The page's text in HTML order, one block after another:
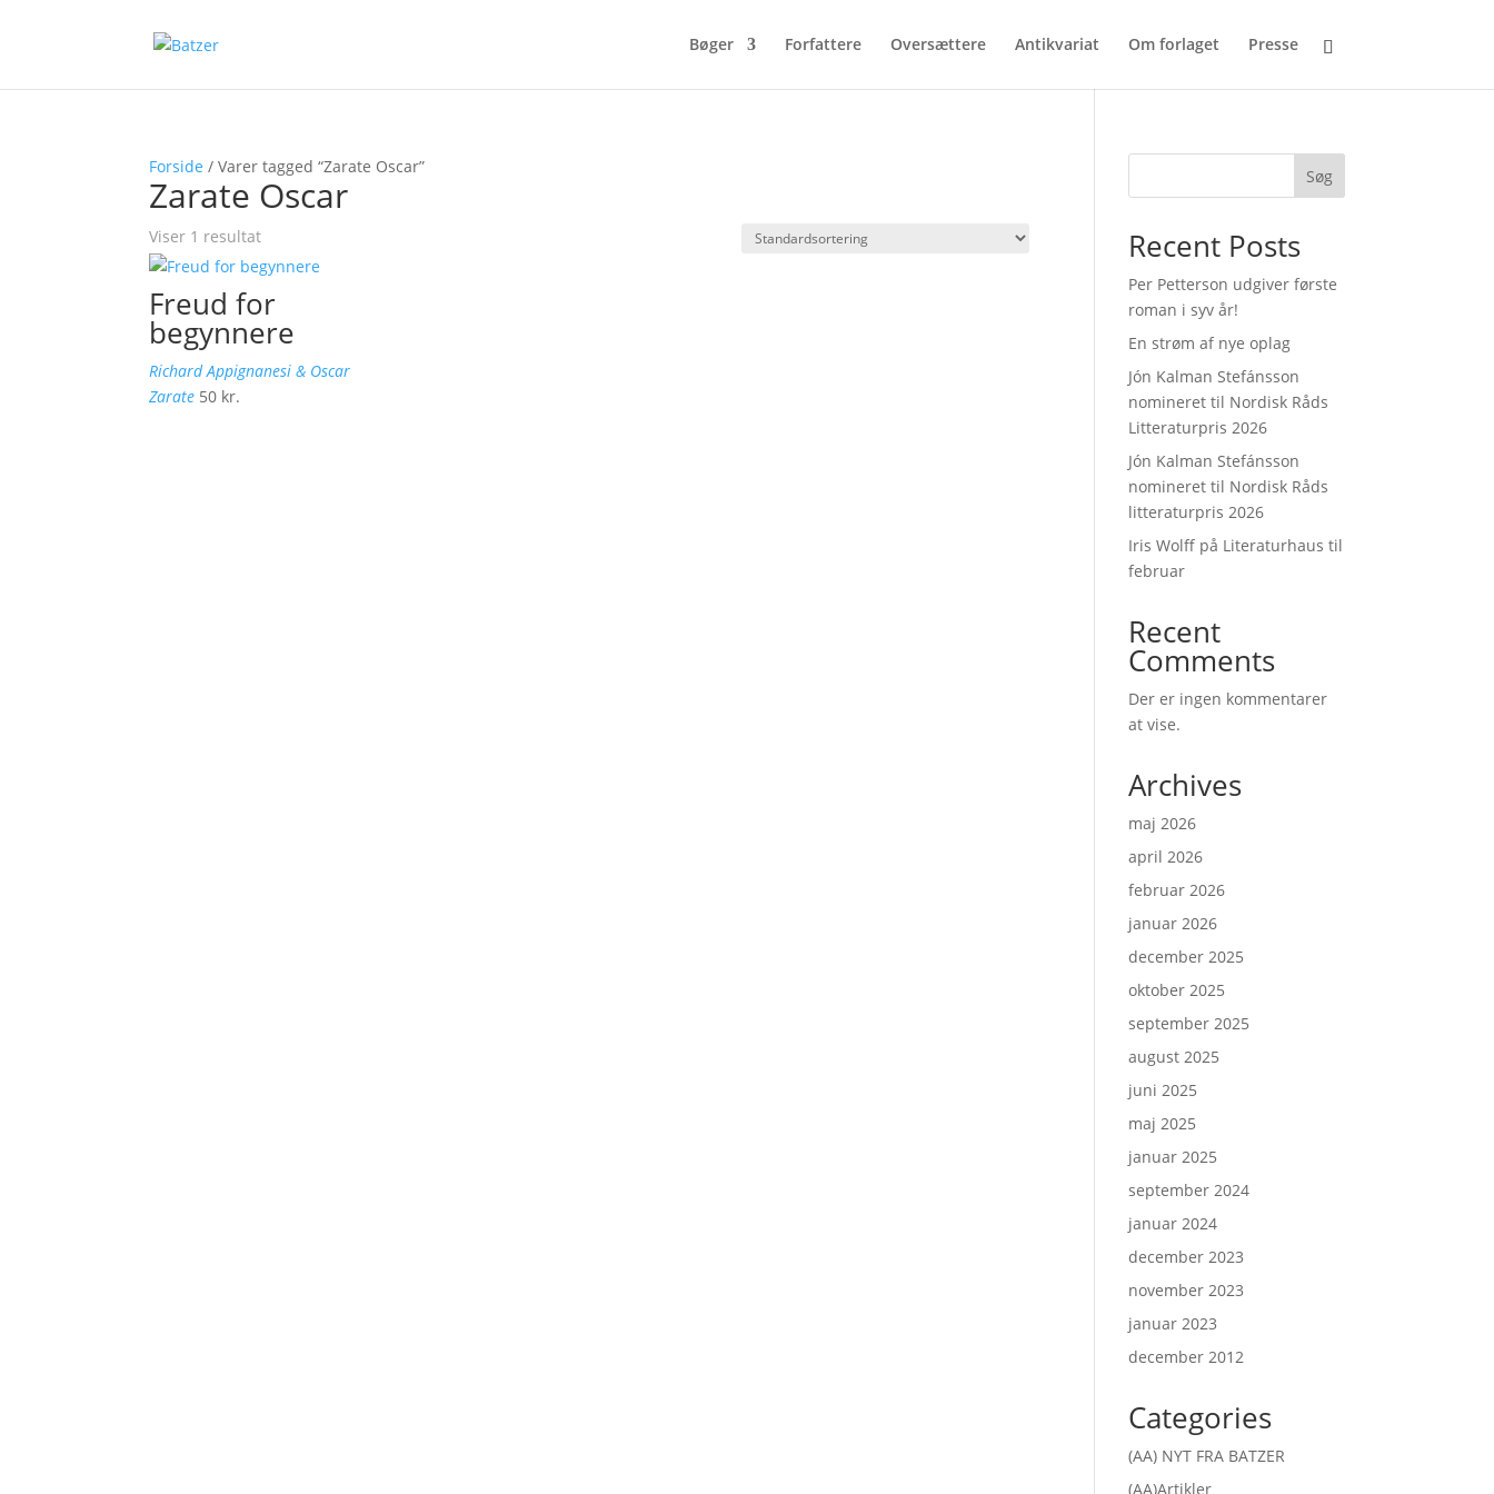
Bøger Forfattere Oversættere Antikvariat Om forlaget Presse
Forside / Varer tagged “Zarate Oscar”
Zarate Oscar
Viser 1 resultat
Freud for
begynnere
Richard Appignanesi & Oscar
Zarate 50 kr.
Søg
Recent Posts
Per Petterson udgiver første
roman i syv år!
En strøm af nye oplag
Jón Kalman Stefánsson
nomineret til Nordisk Råds
Litteraturpris 2026
Jón Kalman Stefánsson
nomineret til Nordisk Råds
litteraturpris 2026
Iris Wolff på Literaturhaus til
februar
Recent
Comments
Der er ingen kommentarer
at vise.
Archives
maj 2026
april 2026
februar 2026
januar 2026
december 2025
oktober 2025
september 2025
august 2025
juni 2025
maj 2025
januar 2025
september 2024
januar 2024
december 2023
november 2023
januar 2023
december 2012
Categories
(AA) NYT FRA BATZER
(AA)Artikler